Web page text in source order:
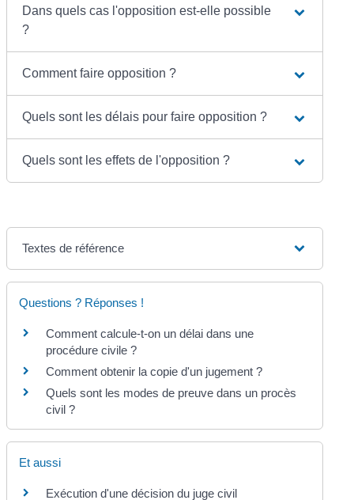
Dans quels cas l'opposition est-elle possible
?
Comment faire opposition ?
Quels sont les délais pour faire opposition ?
Quels sont les effets de l'opposition ?
Textes de référence
Questions ? Réponses !
Comment calcule-t-on un délai dans une
procédure civile ?
Comment obtenir la copie d'un jugement ?
Quels sont les modes de preuve dans un procès
civil ?
Et aussi
Exécution d'une décision du juge civil